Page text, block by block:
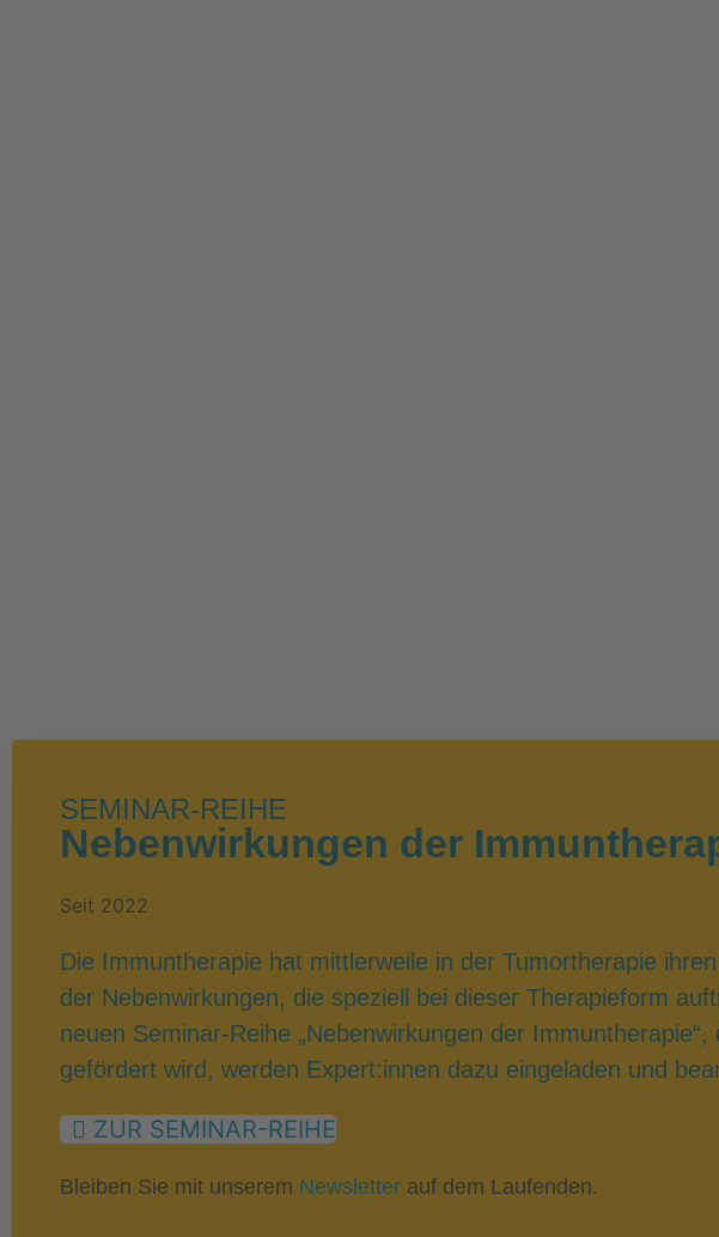
SEMINAR-REIHE
Nebenwirkungen der
Seit 2022
Die Immuntherapie hat mittlerweile in der Tumortherapie
der Nebenwirkungen, die speziell bei dieser Therapieform
neuen Seminar-Reihe „Nebenwirkungen der
gefördert wird, werden Expert:innen dazu eingeladen und
ZUR SEMINAR-REIHE
Bleiben Sie mit unserem Newsletter auf dem Laufenden.